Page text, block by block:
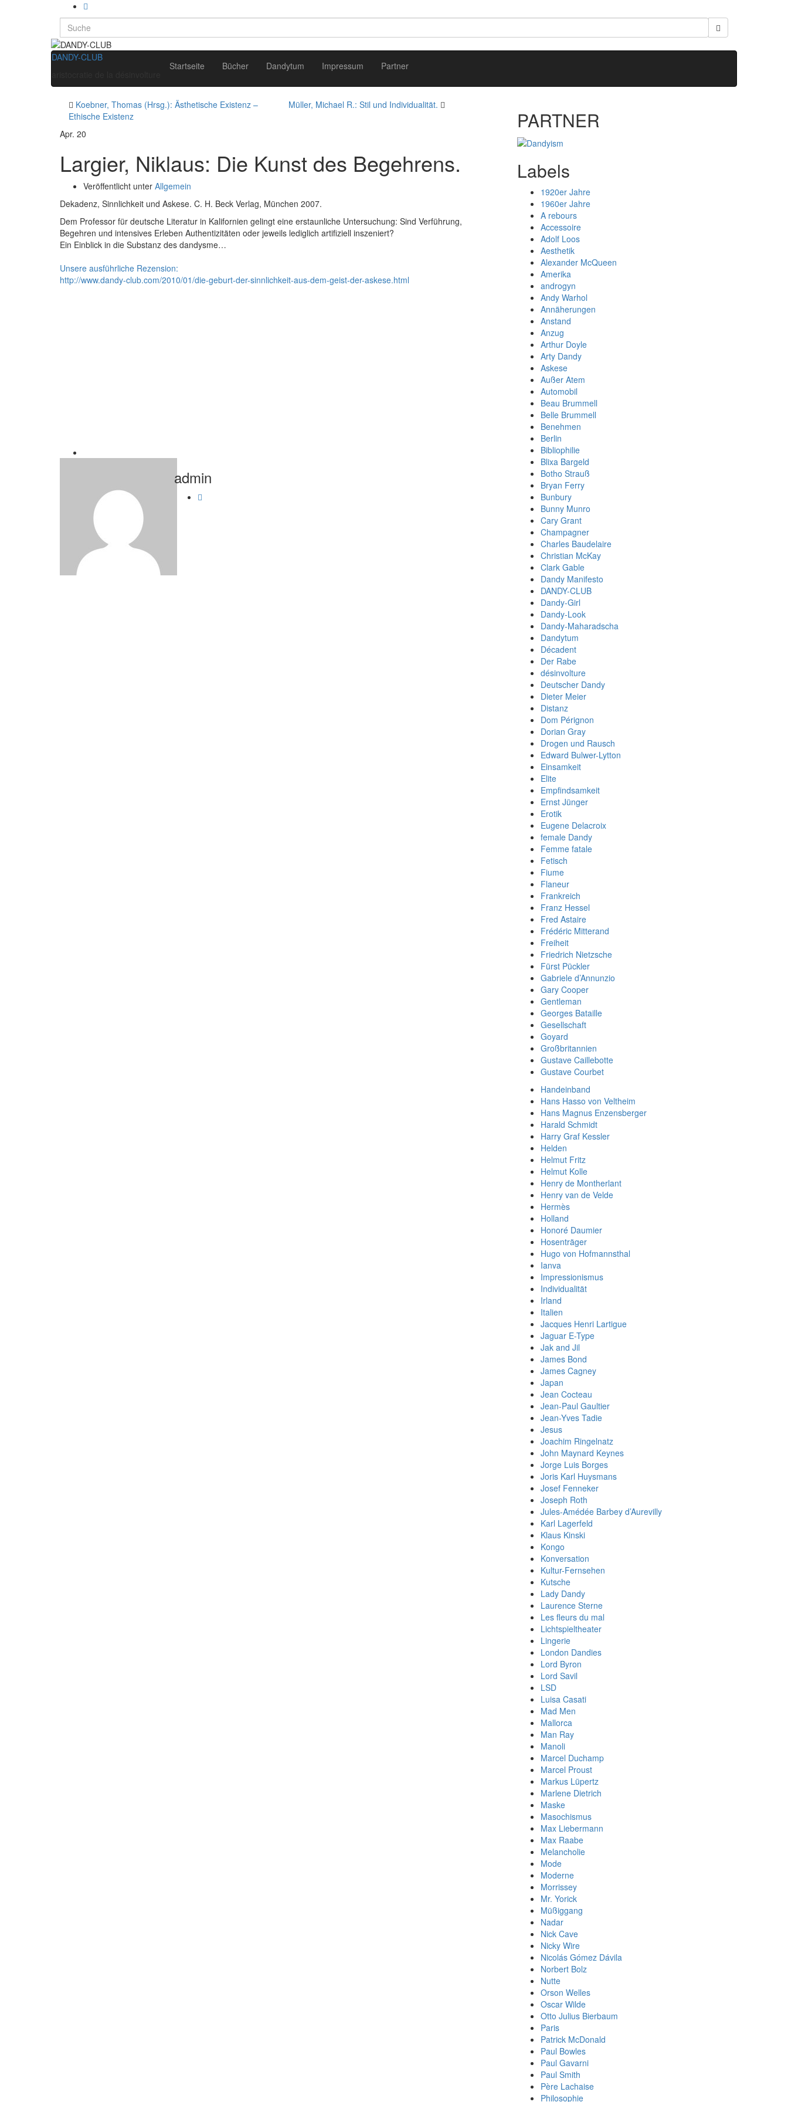
Search
for:
DANDY-CLUB
Startseite Bücher Dandytum Impressum Partner
Koebner, Thomas (Hrsg.): Ästhetische Existenz –
Ethische Existenz
Müller, Michael R.: Stil und Individualität.
Apr. 20
Largier, Niklaus: Die Kunst des Begehrens.
Veröffentlicht unter Allgemein
Dekadenz, Sinnlichkeit und Askese. C. H. Beck Verlag, München 2007.
Dem Professor für deutsche Literatur in Kalifornien gelingt eine erstaunliche Untersuchung: Sind Verführung,
Begehren und intensives Erleben Authentizitäten oder jeweils lediglich artifiziell inszeniert?
Ein Einblick in die Substanz des dandysme…
Unsere ausführliche Rezension:
http://www.dandy-club.com/2010/01/die-geburt-der-sinnlichkeit-aus-dem-geist-der-askese.html
admin
PARTNER
Labels
1920er Jahre
1960er Jahre
A rebours
Accessoire
Adolf Loos
Aesthetik
Alexander McQueen
Amerika
androgyn
Andy Warhol
Annäherungen
Anstand
Anzug
Arthur Doyle
Arty Dandy
Askese
Außer Atem
Automobil
Beau Brummell
Belle Brummell
Benehmen
Berlin
Bibliophilie
Blixa Bargeld
Botho Strauß
Bryan Ferry
Bunbury
Bunny Munro
Cary Grant
Champagner
Charles Baudelaire
Christian McKay
Clark Gable
Dandy Manifesto
DANDY-CLUB
Dandy-Girl
Dandy-Look
Dandy-Maharadscha
Dandytum
Décadent
Der Rabe
désinvolture
Deutscher Dandy
Dieter Meier
Distanz
Dom Pérignon
Dorian Gray
Drogen und Rausch
Edward Bulwer-Lytton
Einsamkeit
Elite
Empfindsamkeit
Ernst Jünger
Erotik
Eugene Delacroix
female Dandy
Femme fatale
Fetisch
Fiume
Flaneur
Frankreich
Franz Hessel
Fred Astaire
Frédéric Mitterand
Freiheit
Friedrich Nietzsche
Fürst Pückler
Gabriele d’Annunzio
Gary Cooper
Gentleman
Georges Bataille
Gesellschaft
Goyard
Großbritannien
Gustave Caillebotte
Gustave Courbet
Handeinband
Hans Hasso von Veltheim
Hans Magnus Enzensberger
Harald Schmidt
Harry Graf Kessler
Helden
Helmut Fritz
Helmut Kolle
Henry de Montherlant
Henry van de Velde
Hermès
Holland
Honoré Daumier
Hosenträger
Hugo von Hofmannsthal
Ianva
Impressionismus
Individualität
Irland
Italien
Jacques Henri Lartigue
Jaguar E-Type
Jak and Jil
James Bond
James Cagney
Japan
Jean Cocteau
Jean-Paul Gaultier
Jean-Yves Tadie
Jesus
Joachim Ringelnatz
John Maynard Keynes
Jorge Luis Borges
Joris Karl Huysmans
Josef Fenneker
Joseph Roth
Jules-Amédée Barbey d’Aurevilly
Karl Lagerfeld
Klaus Kinski
Kongo
Konversation
Kultur-Fernsehen
Kutsche
Lady Dandy
Laurence Sterne
Les fleurs du mal
Lichtspieltheater
Lingerie
London Dandies
Lord Byron
Lord Savil
LSD
Luisa Casati
Mad Men
Mallorca
Man Ray
Manoli
Marcel Duchamp
Marcel Proust
Markus Lüpertz
Marlene Dietrich
Maske
Masochismus
Max Liebermann
Max Raabe
Melancholie
Mode
Moderne
Morrissey
Mr. Yorick
Müßiggang
Nadar
Nick Cave
Nicky Wire
Nicolás Gómez Dávila
Norbert Bolz
Nutte
Orson Welles
Oscar Wilde
Otto Julius Bierbaum
Paris
Patrick McDonald
Paul Bowles
Paul Gavarni
Paul Smith
Père Lachaise
Philosophie